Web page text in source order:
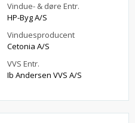
Vindue- & døre Entr.
HP-Byg A/S
Vinduesproducent
Cetonia A/S
VVS Entr.
Ib Andersen VVS A/S